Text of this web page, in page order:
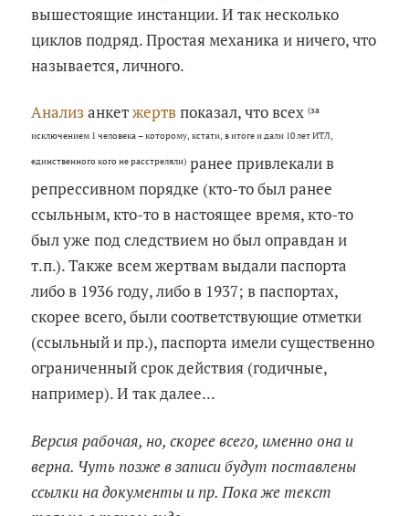
вышестоящие инстанции. И так несколько
циклов подряд. Простая механика и ничего, что
называется, личного.
Анализ анкетжертвпоказал, что всех(за
исключением 1 человека – которому, кстати, в итоге и дали 10 лет ИТЛ,
единственного кого не расстреляли) ранее привлекали в
репрессивном порядке (кто-то был ранее
ссыльным, кто-то в настоящее время, кто-то
был уже под следствием но был оправдан и
т.п.). Также всем жертвам выдали паспорта
либо в 1936 году, либо в 1937; в паспортах,
скорее всего, были соответствующие отметки
(ссыльный и пр.), паспорта имели существенно
ограниченный срок действия (годичные,
например). И так далее...
Версия рабочая, но, скорее всего, именно она и
верна. Чуть позже в записи будут поставлены
ссылки на документы и пр. Пока же текст